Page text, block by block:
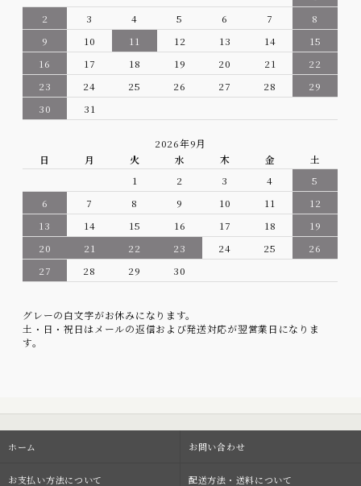
2
3 4 5 6 7
8
9
10 11 12 13 14
15
16
17 18 19 20 21
22
23
24 25 26 27 28
29
30
31
2026年9月
日
月 火 水 木 金
土
1
2 3 4
5
6
7 8 9 10 11
12
13
14 15 16 17 18
19
20
21 22 23 24 25
26
27
28 29 30
グレーの白文字がお休みになります。
土・日・祝日はメールの返信および発送対応が翌営業日になりま
す。
ホーム お問い合わせ
お支払い方法について 配送方法・送料について